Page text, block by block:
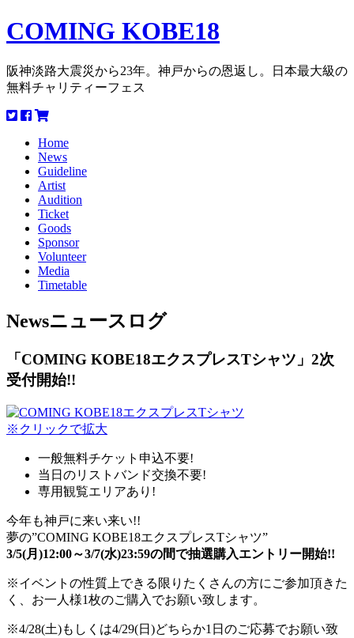
COMING KOBE18
阪神淡路大震災から23年。神戸からの恩返し。日本最大級の
無料チャリティーフェス
Home
News
Guideline
Artist
Audition
Ticket
Goods
Sponsor
Volunteer
Media
Timetable
Newsニュースログ
「COMING KOBE18エクスプレスTシャツ」2次
受付開始!!
※クリックで拡大
一般無料チケット申込不要!
当日のリストバンド交換不要!
専用観覧エリアあり!
今年も神戸に来い来い!!
夢の”COMING KOBE18エクスプレスTシャツ”
3/5(月)12:00～3/7(水)23:59の間で抽選購入エントリー開始!!
※イベントの性質上できる限りたくさんの方にご参加頂きた
く、お一人様1枚のご購入でお願い致します。
※4/28(土)もしくは4/29(日)どちらか1日のご応募でお願い致